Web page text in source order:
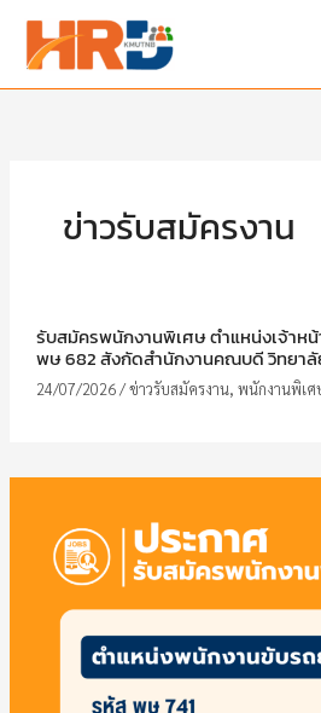
content
ข่าวรับสมัครงาน
รับสมัครพนักงานพิเศษ ตำแหน่งเจ้าหน้
พษ 682 สังกัดสำนักงานคณบดี วิทยาลั
24/07/2026/ข่าวรับสมัครงาน, พนักงานพิเศ